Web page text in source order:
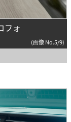
フォ
(画像 No.5/9)